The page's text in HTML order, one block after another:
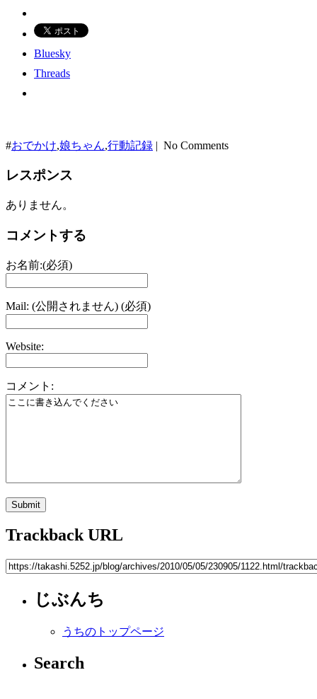
Bluesky
Threads
#おでかけ,娘ちゃん,行動記録 | No Comments
レスポンス
ありません。
コメントする
お名前:(必須)
Mail: (公開されません) (必須)
Website:
コメント:
Trackback URL
じぶんち
うちのトップページ
Search